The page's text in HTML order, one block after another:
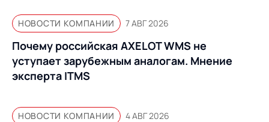
НОВОСТИ КОМПАНИИ 7 АВГ 2026
Почему российская AXELOT WMS не
уступает зарубежным аналогам. Мнение
эксперта ITMS
НОВОСТИ КОМПАНИИ 4 АВГ 2026